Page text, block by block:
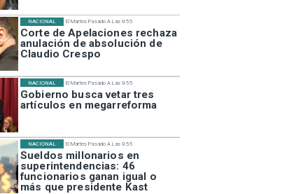
El Martes Pasado A Las 9:55
Corte de Apelaciones rechaza
anulación de absolución de
Claudio Crespo
NACIONAL
El Martes Pasado A Las 9:55
Gobierno busca vetar tres
artículos en megarreforma
NACIONAL
El Martes Pasado A Las 9:55
Sueldos millonarios en
superintendencias: 46
funcionarios ganan igual o
más que presidente Kast
NACIONAL